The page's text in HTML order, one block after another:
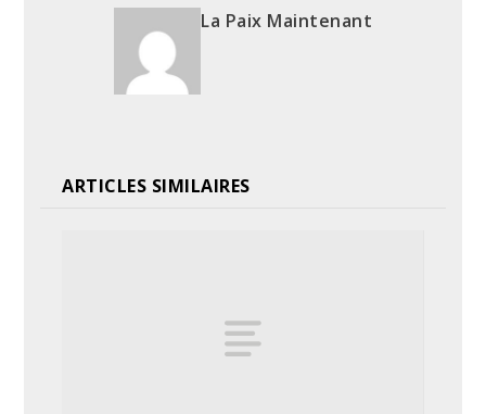
La Paix Maintenant
ARTICLES SIMILAIRES